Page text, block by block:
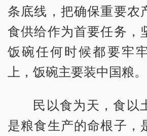
条底线，把确保重要农
食供给作为首要任务，
饭碗任何时候都要牢
上，饭碗主要装中国粮。
民以食为天，食以
是粮食生产的命根子，